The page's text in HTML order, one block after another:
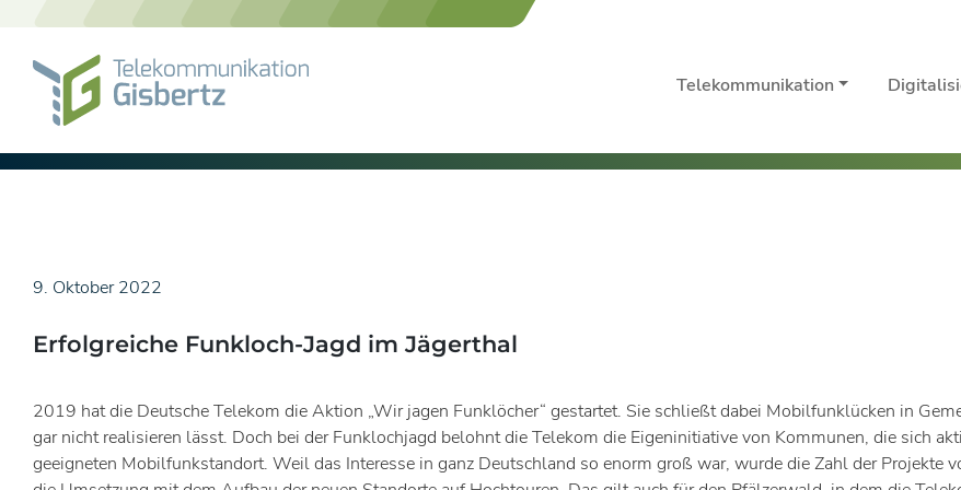
Skip
Telekommunikation
9. Oktober 2022
Erfolgreiche Funkloch-Jagd im Jägerthal
2019 hat die Deutsche Telekom die Aktion „Wir jagen Funklöcher“ gestartet. Sie schließt dabei Mobilfunklücken in
gar nicht realisieren lässt. Doch bei der Funklochjagd belohnt die Telekom die Eigeninitiative von Kommunen, die sich
geeigneten Mobilfunkstandort. Weil das Interesse in ganz Deutschland so enorm groß war, wurde die Zahl der